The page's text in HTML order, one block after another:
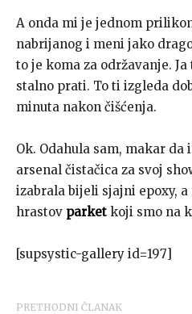
A onda mi je jednom
nabrijanog i meni jako
to je koma za održavanje.
stalno prati. To ti izgleda
minuta nakon čišćenja.
Ok. Odahula sam, makar
arsenal čistačica za svoj
izabrala bijeli sjajni epoxy, a
hrastov parket koji smo na
[supsystic-gallery id=197]
PRETHODNI ČLANAK